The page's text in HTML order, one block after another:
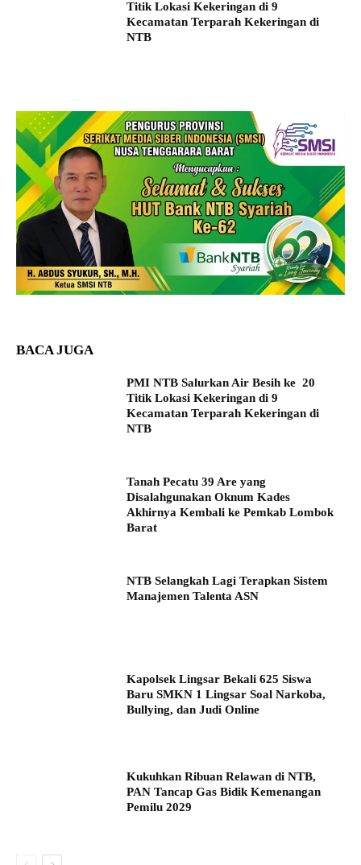
Titik Lokasi Kekeringan di 9
Kecamatan Terparah Kekeringan di
NTB
BACA JUGA
PMI NTB Salurkan Air Besih ke 20
Titik Lokasi Kekeringan di 9
Kecamatan Terparah Kekeringan di
NTB
Tanah Pecatu 39 Are yang
Disalahgunakan Oknum Kades
Akhirnya Kembali ke Pemkab Lombok
Barat
NTB Selangkah Lagi Terapkan Sistem
Manajemen Talenta ASN
Kapolsek Lingsar Bekali 625 Siswa
Baru SMKN 1 Lingsar Soal Narkoba,
Bullying, dan Judi Online
Kukuhkan Ribuan Relawan di NTB,
PAN Tancap Gas Bidik Kemenangan
Pemilu 2029